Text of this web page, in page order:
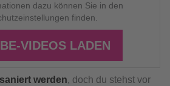
dazu können Sie in den
finden.
VIDEOS LADEN
werden, doch du stehst vor